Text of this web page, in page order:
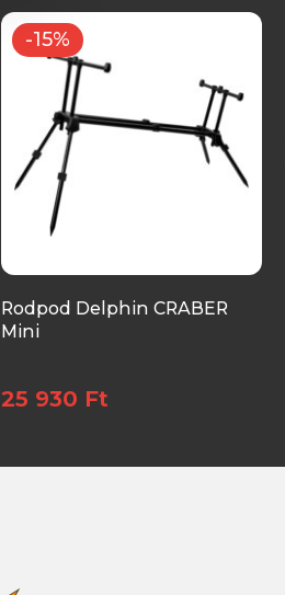
-15%
Rodpod Delphin CRABER
Mini
25 930 Ft